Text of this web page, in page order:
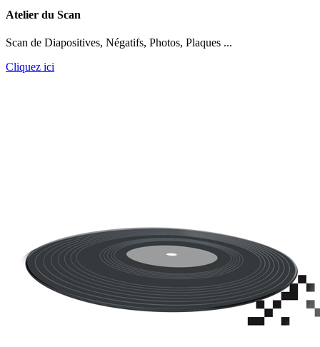
Atelier du Scan
Scan de Diapositives, Négatifs, Photos, Plaques ...
Cliquez ici